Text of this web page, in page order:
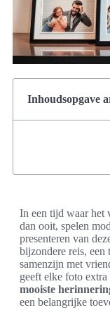
Inhoudsopgave
In een tijd waar het
dan ooit, spelen
presenteren van
bijzondere reis,
samenzijn met
geeft elke foto extra
mooiste
een belangrijke